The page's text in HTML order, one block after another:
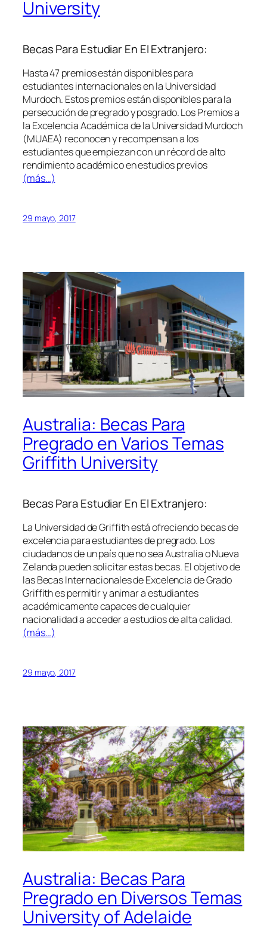
University
Becas Para Estudiar En El Extranjero:
Hasta 47 premios están disponibles para
estudiantes internacionales en la Universidad
Murdoch. Estos premios están disponibles para la
persecución de pregrado y posgrado. Los Premios a
la Excelencia Académica de la Universidad Murdoch
(MUAEA) reconocen y recompensan a los
estudiantes que empiezan con un récord de alto
rendimiento académico en estudios previos
(más…)
29 mayo, 2017
Australia: Becas Para
Pregrado en Varios Temas
Griffith University
Becas Para Estudiar En El Extranjero:
La Universidad de Griffith está ofreciendo becas de
excelencia para estudiantes de pregrado. Los
ciudadanos de un país que no sea Australia o Nueva
Zelanda pueden solicitar estas becas. El objetivo de
las Becas Internacionales de Excelencia de Grado
Griffith es permitir y animar a estudiantes
académicamente capaces de cualquier
nacionalidad a acceder a estudios de alta calidad.
(más…)
29 mayo, 2017
Australia: Becas Para
Pregrado en Diversos Temas
University of Adelaide